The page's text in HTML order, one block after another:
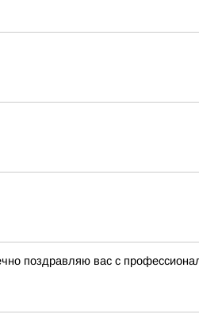
поздравляю вас с